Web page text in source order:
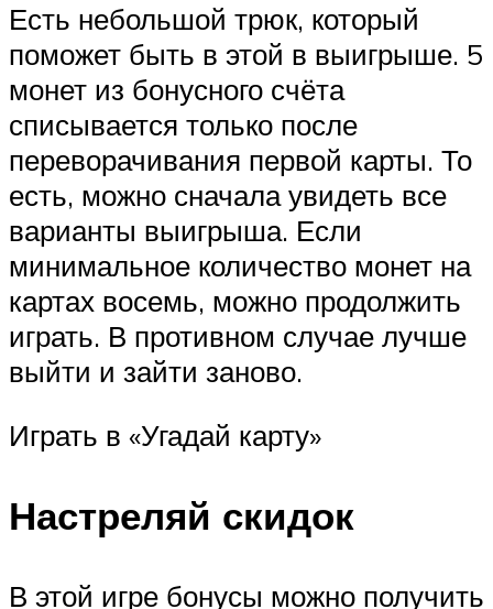
Есть небольшой трюк, который
поможет быть в этой в выигрыше. 5
монет из бонусного счёта
списывается только после
переворачивания первой карты. То
есть, можно сначала увидеть все
варианты выигрыша. Если
минимальное количество монет на
картах восемь, можно продолжить
играть. В противном случае лучше
выйти и зайти заново.
Играть в «Угадай карту»
Настреляй скидок
В этой игре бонусы можно получить